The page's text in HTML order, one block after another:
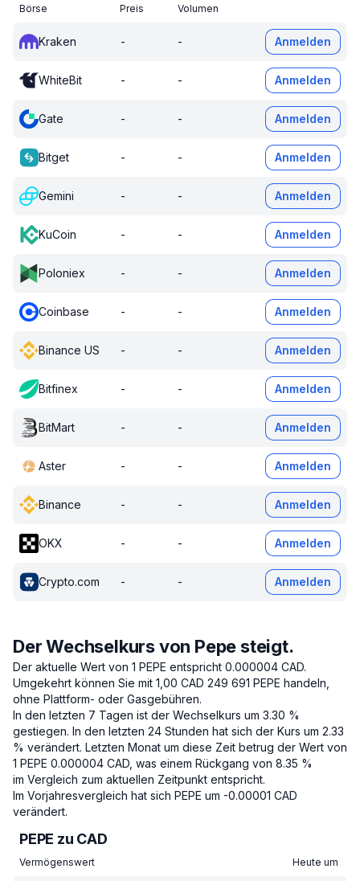
Börse Preis Volumen
Kraken - - Anmelden
WhiteBit - - Anmelden
Gate - - Anmelden
Bitget - - Anmelden
Gemini - - Anmelden
KuCoin - - Anmelden
Poloniex - - Anmelden
Coinbase - - Anmelden
Binance US - - Anmelden
Bitfinex - - Anmelden
BitMart - - Anmelden
Aster - - Anmelden
Binance - - Anmelden
OKX - - Anmelden
Crypto.com - - Anmelden
Der Wechselkurs von Pepe steigt.
Der aktuelle Wert von 1 PEPE entspricht 0.000004 CAD.
Umgekehrt können Sie mit 1,00 CAD 249 691 PEPE handeln,
ohne Plattform- oder Gasgebühren.
In den letzten 7 Tagen ist der Wechselkurs um 3.30 %
gestiegen. In den letzten 24 Stunden hat sich der Kurs um 2.33
% verändert. Letzten Monat um diese Zeit betrug der Wert von
1 PEPE 0.000004 CAD, was einem Rückgang von 8.35 %
im Vergleich zum aktuellen Zeitpunkt entspricht.
Im Vorjahresvergleich hat sich PEPE um -0.00001 CAD
verändert.
PEPE zu CAD
Vermögenswert Heute um